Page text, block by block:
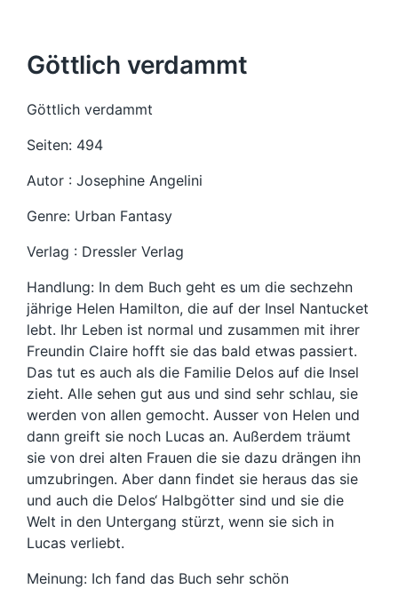
Göttlich verdammt
Göttlich verdammt
Seiten: 494
Autor : Josephine Angelini
Genre: Urban Fantasy
Verlag : Dressler Verlag
Handlung: In dem Buch geht es um die sechzehn
jährige Helen Hamilton, die auf der Insel Nantucket
lebt. Ihr Leben ist normal und zusammen mit ihrer
Freundin Claire hofft sie das bald etwas passiert.
Das tut es auch als die Familie Delos auf die Insel
zieht. Alle sehen gut aus und sind sehr schlau, sie
werden von allen gemocht. Ausser von Helen und
dann greift sie noch Lucas an. Außerdem träumt
sie von drei alten Frauen die sie dazu drängen ihn
umzubringen. Aber dann findet sie heraus das sie
und auch die Delos‘ Halbgötter sind und sie die
Welt in den Untergang stürzt, wenn sie sich in
Lucas verliebt.
Meinung: Ich fand das Buch sehr schön